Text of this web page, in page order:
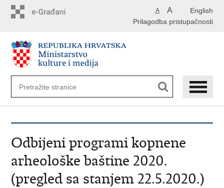
English
A A
Prilagodba pristupačnosti
Odbijeni programi kopnene
arheološke baštine 2020.
(pregled sa stanjem 22.5.2020.)